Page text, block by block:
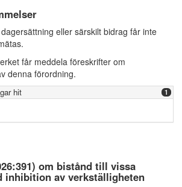
eller särskilt bidrag får inte
får meddela föreskrifter om
denna förordning.
hit 1
om bistånd till vissa
inhibition av verkställigheten